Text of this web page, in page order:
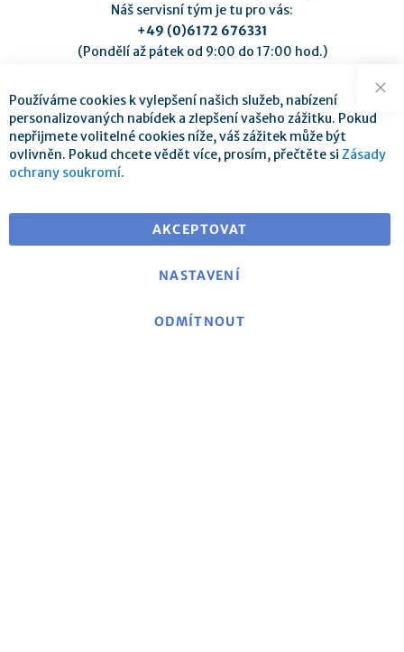
Náš servisní tým je tu pro vás:
+49 (0)6172 676331
(Pondělí až pátek od 9:00 do 17:00 hod.)
pro dodání v EU
Používáme cookies k vylepšení našich služeb, nabízení
personalizovaných nabídek a zlepšení vašeho zážitku. Pokud
nepřijmete volitelné cookies níže, váš zážitek může být
ovlivněn. Pokud chcete vědět více, prosím, přečtěte si Zásady
ochrany soukromí.
AKCEPTOVAT
NASTAVENÍ
ODMÍTNOUT